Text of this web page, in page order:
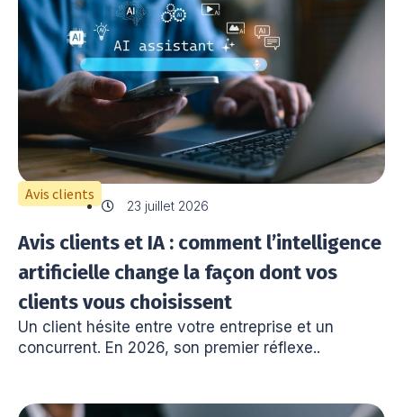
Avis clients
23 juillet 2026
Avis clients et IA : comment l’intelligence
artificielle change la façon dont vos
clients vous choisissent
Un client hésite entre votre entreprise et un
concurrent. En 2026, son premier réflexe..